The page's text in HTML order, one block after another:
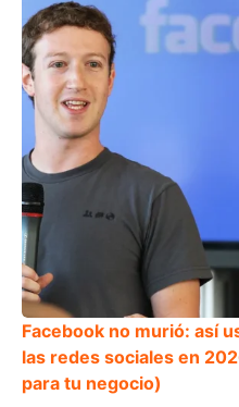
Facebook no murió: así
las redes sociales en
para tu negocio)